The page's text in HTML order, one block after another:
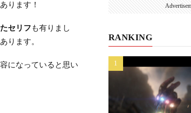
ります！
セリフ も有りまし
ります。
になっていると思い
RANKING